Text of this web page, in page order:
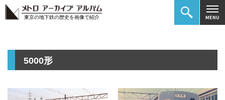
東京の地下鉄の歴史を画像で紹介
5000形